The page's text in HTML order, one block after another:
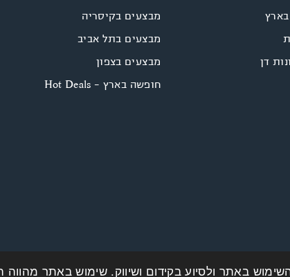
באתר ולסיוע בקידום ושיווק. שימוש באתר
דן
מבצעים בקיסריה
מבצעים בתל אביב
מבצעים בצפון
חופשה בארץ - Hot Deals